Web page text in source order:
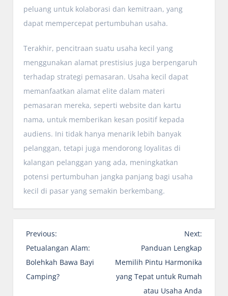
peluang untuk kolaborasi dan kemitraan, yang
dapat mempercepat pertumbuhan usaha.
Terakhir, pencitraan suatu usaha kecil yang
menggunakan alamat prestisius juga berpengaruh
terhadap strategi pemasaran. Usaha kecil dapat
memanfaatkan alamat elite dalam materi
pemasaran mereka, seperti website dan kartu
nama, untuk memberikan kesan positif kepada
audiens. Ini tidak hanya menarik lebih banyak
pelanggan, tetapi juga mendorong loyalitas di
kalangan pelanggan yang ada, meningkatkan
potensi pertumbuhan jangka panjang bagi usaha
kecil di pasar yang semakin berkembang.
P
o
s
t
Previous:
Petualangan Alam:
Bolehkah Bawa Bayi
Camping?
Next:
Panduan Lengkap
Memilih Pintu Harmonika
yang Tepat untuk Rumah
atau Usaha Anda